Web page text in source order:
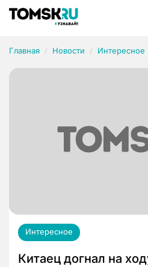
Главная Новости Интересное
Интересное
Китаец догнал на